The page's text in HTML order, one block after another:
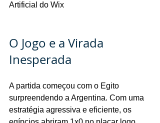
Artificial do Wix
O Jogo e a Virada
Inesperada
A partida começou com o Egito
surpreendendo a Argentina. Com uma
estratégia agressiva e eficiente, os